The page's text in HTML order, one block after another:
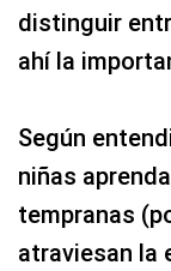
distinguir
ahí la
Según
niñas
tempranas
atraviesan la